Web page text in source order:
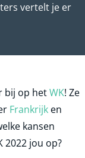
vertelt je er
bij op hetWK! Ze
Frankrijk en
kansen
2022 jou op?